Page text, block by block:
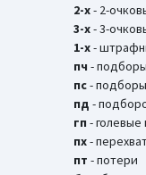
2-х- 2-
3-х- 3-
1-х-
пч -
пс-
пд -
гп -
пх-
пт - потери